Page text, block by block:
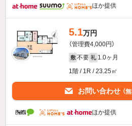
ほか提供
5.1万円
（管理費4,000円）
敷 不要 礼 1.0ヶ月
1階 / 1R / 23.25㎡
お問い合わせ （
ほか提供